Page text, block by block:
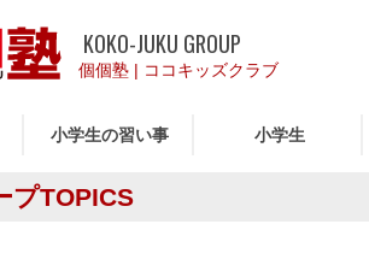
KOKO-JUKU GROUP
個個塾 | ココキッズクラブ
小学生の習い事 小学生
プTOPICS